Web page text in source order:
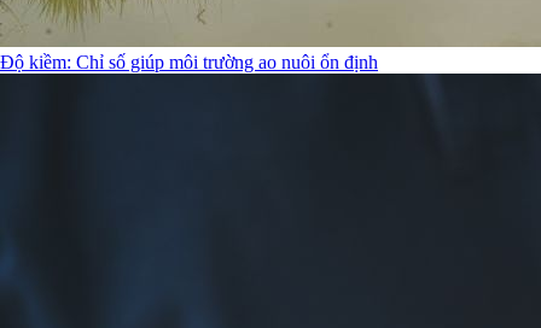
Độ kiềm: Chỉ số giúp môi trường ao nuôi ổn định